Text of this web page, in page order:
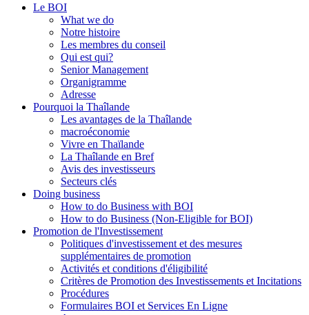
Le BOI
What we do
Notre histoire
Les membres du conseil
Qui est qui?
Senior Management
Organigramme
Adresse
Pourquoi la Thaîlande
Les avantages de la Thaîlande
macroéconomie
Vivre en Thaïlande
La Thaîlande en Bref
Avis des investisseurs
Secteurs clés
Doing business
How to do Business with BOI
How to do Business (Non-Eligible for BOI)
Promotion de l'Investissement
Politiques d'investissement et des mesures
supplémentaires de promotion
Activités et conditions d'éligibilité
Critères de Promotion des Investissements et Incitations
Procédures
Formulaires BOI et Services En Ligne